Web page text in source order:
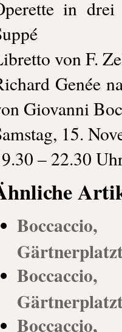
in
von F.
Genée
Giovanni
15.
– 22.30